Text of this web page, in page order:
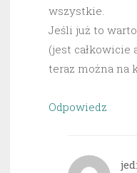
wszystkie.
Jeśli już to
(jest całkowicie
teraz można na
Odpowiedz